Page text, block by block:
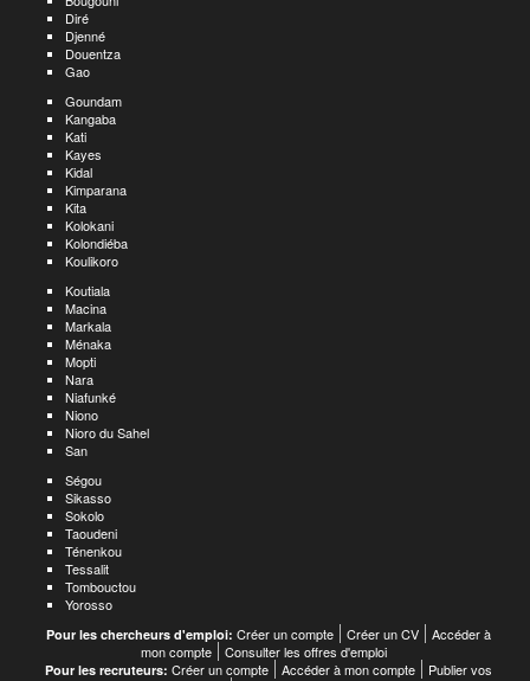
Diré
Djenné
Douentza
Gao
Goundam
Kangaba
Kati
Kayes
Kidal
Kimparana
Kita
Kolokani
Kolondiéba
Koulikoro
Koutiala
Macina
Markala
Ménaka
Mopti
Nara
Niafunké
Niono
Nioro du Sahel
San
Ségou
Sikasso
Sokolo
Taoudeni
Ténenkou
Tessalit
Tombouctou
Yorosso
Pour les chercheurs d'emploi: Créer un compte Créer un CV
Accéder à
mon compte
Consulter les offres d'emploi
Pour les recruteurs: Créer un compte Accéder à mon compte
Publier vos